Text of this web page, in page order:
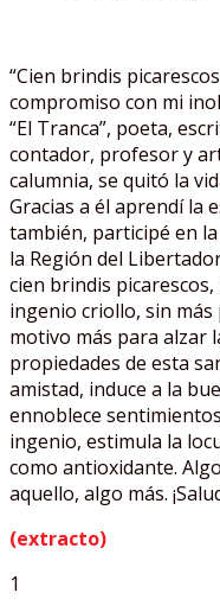
“Cien brindis
compromiso con mi
“El Tranca”, poeta,
contador, profesor y
calumnia, se quitó la
Gracias a él aprendí la
también, participé en
la Región del
cien brindis
ingenio criollo, sin
motivo más para alzar
propiedades de esta
amistad, induce a la
ennoblece
ingenio, estimula la
como antioxidante.
aquello, algo más.
(extracto)
1